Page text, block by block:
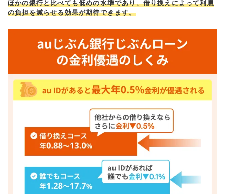
ほかの銀行と比べても低めの水準であり、借り換えによって利息
の負担を減らせる効果が期待できます。